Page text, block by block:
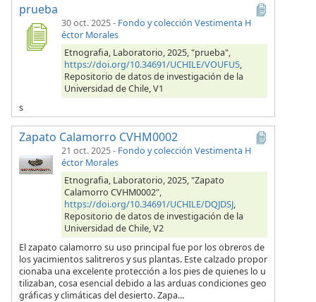
prueba
30 oct. 2025- Fondo y colección Vestimenta H
éctor Morales
Etnografia, Laboratorio, 2025, "prueba",
https://doi.org/10.34691/UCHILE/VOUFU5,
Repositorio de datos de investigación de la
Universidad de Chile, V1
s
Zapato Calamorro CVHM0002
21 oct. 2025- Fondo y colección Vestimenta H
éctor Morales
Etnografia, Laboratorio, 2025, "Zapato
Calamorro CVHM0002",
https://doi.org/10.34691/UCHILE/DQJDSJ,
Repositorio de datos de investigación de la
Universidad de Chile, V2
El zapato calamorro su uso principal fue por los obreros de
los yacimientos salitreros y sus plantas. Este calzado propor
cionaba una excelente protección a los pies de quienes lo u
tilizaban, cosa esencial debido a las arduas condiciones geo
gráficas y climáticas del desierto. Zapa...